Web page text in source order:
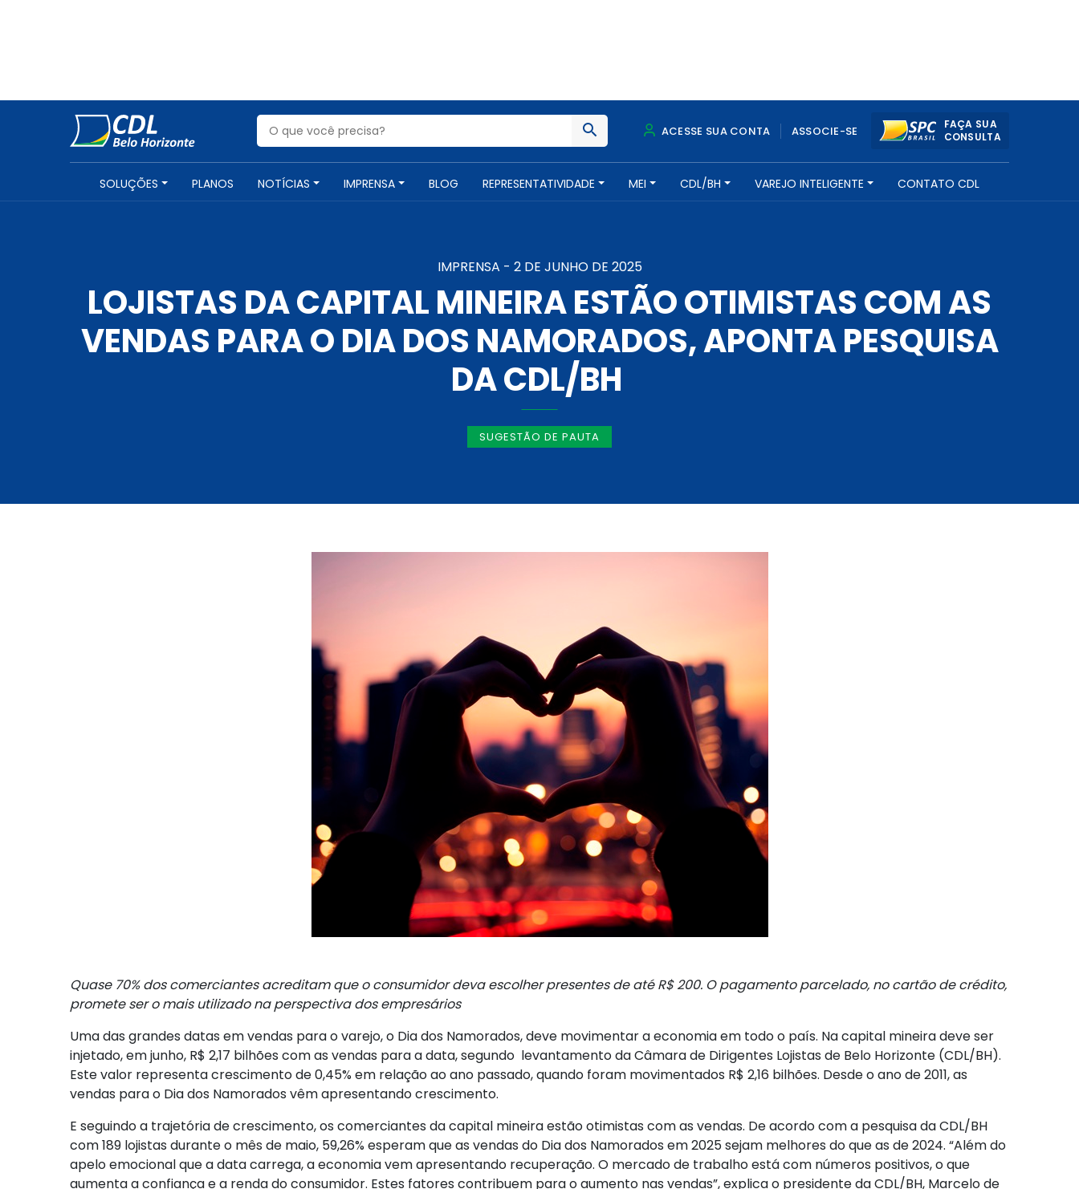
ACESSE SUA CONTA ASSOCIE-SE
FAÇA SUA
CONSULTA
SOLUÇÕES PLANOS NOTÍCIAS IMPRENSA BLOG REPRESENTATIVIDADE MEI CDL/BH VAREJO INTELIGENTE CONTATO CDL
IMPRENSA - 2 DE JUNHO DE 2025
LOJISTAS DA CAPITAL MINEIRA ESTÃO OTIMISTAS COM AS
VENDAS PARA O DIA DOS NAMORADOS, APONTA PESQUISA
DA CDL/BH
SUGESTÃO DE PAUTA
Quase 70% dos comerciantes acreditam que o consumidor deva escolher presentes de até R$ 200. O pagamento parcelado, no cartão de crédito,
promete ser o mais utilizado na perspectiva dos empresários
Uma das grandes datas em vendas para o varejo, o Dia dos Namorados, deve movimentar a economia em todo o país. Na capital mineira deve ser
injetado, em junho, R$ 2,17 bilhões com as vendas para a data, segundo levantamento da Câmara de Dirigentes Lojistas de Belo Horizonte (CDL/BH).
Este valor representa crescimento de 0,45% em relação ao ano passado, quando foram movimentados R$ 2,16 bilhões. Desde o ano de 2011, as
vendas para o Dia dos Namorados vêm apresentando crescimento.
E seguindo a trajetória de crescimento, os comerciantes da capital mineira estão otimistas com as vendas. De acordo com a pesquisa da CDL/BH
com 189 lojistas durante o mês de maio, 59,26% esperam que as vendas do Dia dos Namorados em 2025 sejam melhores do que as de 2024. “Além do
apelo emocional que a data carrega, a economia vem apresentando recuperação. O mercado de trabalho está com números positivos, o que
aumenta a confiança e a renda do consumidor. Estes fatores contribuem para o aumento nas vendas”, explica o presidente da CDL/BH, Marcelo de